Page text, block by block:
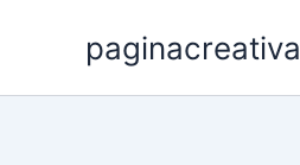
paginacreativa